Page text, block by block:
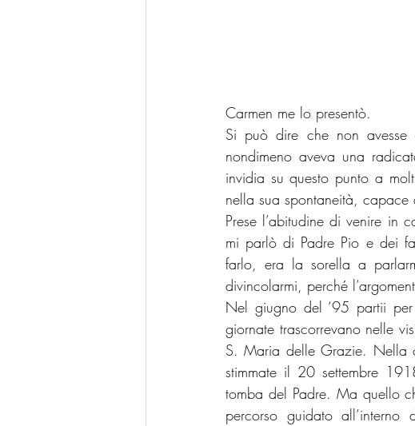
Carmen me lo presentò.
Si può dire che non avesse
nondimeno aveva una
invidia su questo punto a
nella sua spontaneità,
Prese l’abitudine di venire in
mi parlò di Padre Pio e dei
farlo, era la sorella a
divincolarmi, perché
Nel giugno del ‘95 partii
giornate trascorrevano nelle
S. Maria delle Grazie. Nella
stimmate il 20 settembre
tomba del Padre. Ma quello
percorso guidato